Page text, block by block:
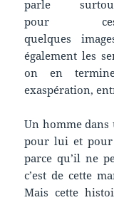
parle
pour
quelques
également les
on en
exaspération,
Un homme
pour lui et
parce qu’il ne
c’est de cette
Mais cette